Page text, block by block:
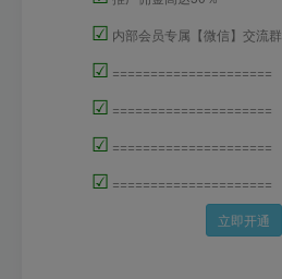
☑ 内部会员专属【微信】交流群
☑ =====================
☑ =====================
☑ =====================
☑ =====================
立即开通